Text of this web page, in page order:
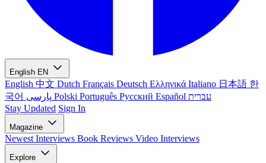
English EN
English 中文 Dutch Français Deutsch Ελληνικά Italiano 日本語 한
국어
Polski Português Русский Español עברית
Stay Updated Sign In
Magazine
Newest Interviews Book Reviews Video Interviews
Explore